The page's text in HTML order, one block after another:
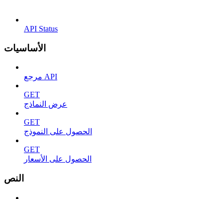
API Status
الأساسيات
مرجع API
GET
عرض النماذج
GET
الحصول على النموذج
GET
الحصول على الأسعار
النص